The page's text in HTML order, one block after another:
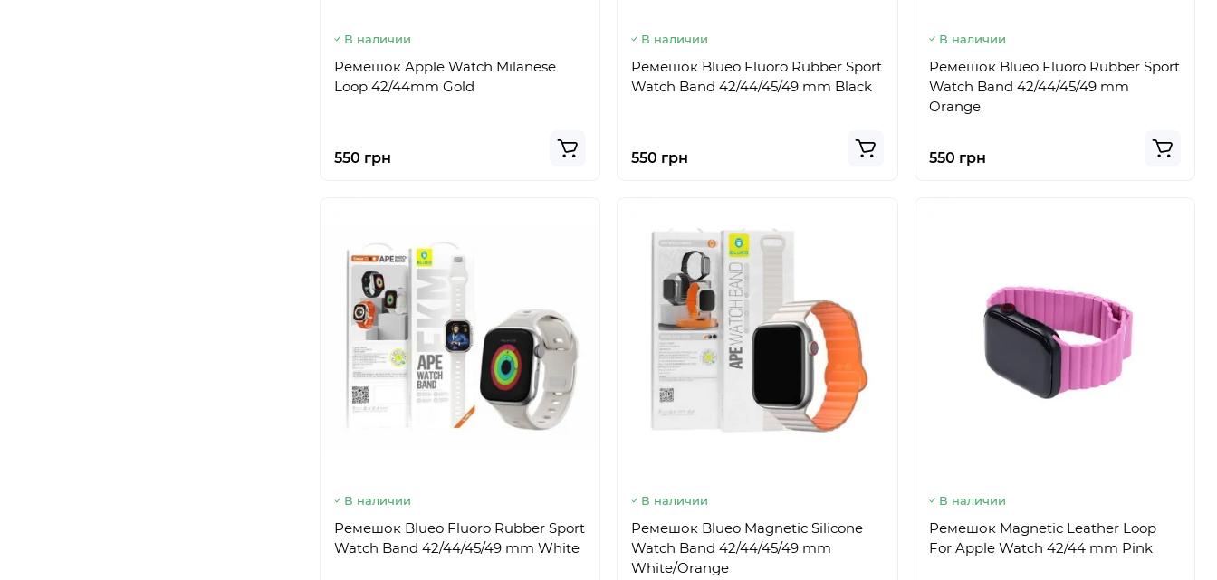
В наличии
Ремешок Apple Watch Milanese
Loop 42/44mm Gold
550 грн
В наличии
Ремешок Blueo Fluoro Rubber Sport
Watch Band 42/44/45/49 mm Black
550 грн
В наличии
Ремешок Blueo Fluoro Rubber Sport
Watch Band 42/44/45/49 mm
Orange
550 грн
В наличии
Ремешок Blueo Fluoro Rubber Sport
Watch Band 42/44/45/49 mm White
В наличии
Ремешок Blueo Magnetic Silicone
Watch Band 42/44/45/49 mm
White/Orange
В наличии
Ремешок Magnetic Leather Loop
For Apple Watch 42/44 mm Pink